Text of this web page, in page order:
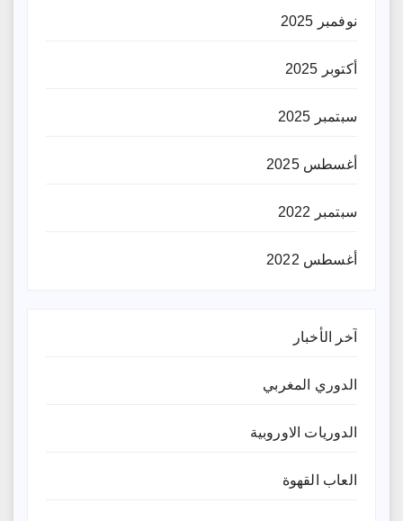
نوفمبر 2025
أكتوبر 2025
سبتمبر 2025
أغسطس 2025
سبتمبر 2022
أغسطس 2022
آخر الأخبار
الدوري المغربي
الدوريات الاوروبية
العاب القهوة